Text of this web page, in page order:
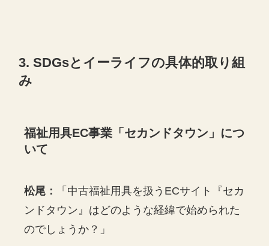
3. SDGsとイーライフの具体的取り組
み
福祉用具EC事業「セカンドタウン」につ
いて
松尾：
「中古福祉用具を扱うECサイト『セカ
ンドタウン』はどのような経緯で始められた
のでしょうか？」